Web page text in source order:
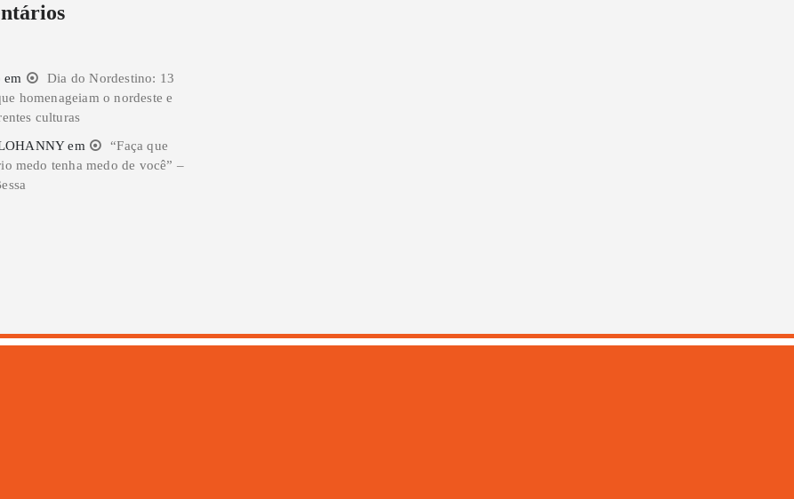
em
Dia do Nordestino: 13
homenageiam o nordeste e
culturas
em
“Faça que
medo tenha medo de você” –